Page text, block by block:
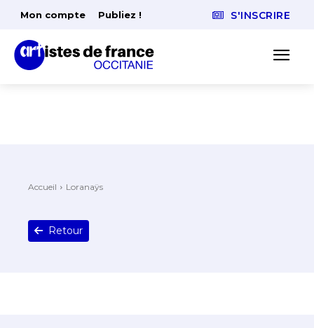
Mon compte Publiez ! S'INSCRIRE
Accueil Loranaÿs
Retour